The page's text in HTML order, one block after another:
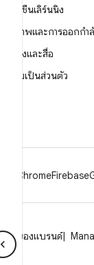
แมชชีนเลิร์นนิง
สุขภาพและการออกกำ
กล้องและสื่อ
ความเป็นส่วนตัว
ChromeFirebase
ณฑ์ของแบรนด์